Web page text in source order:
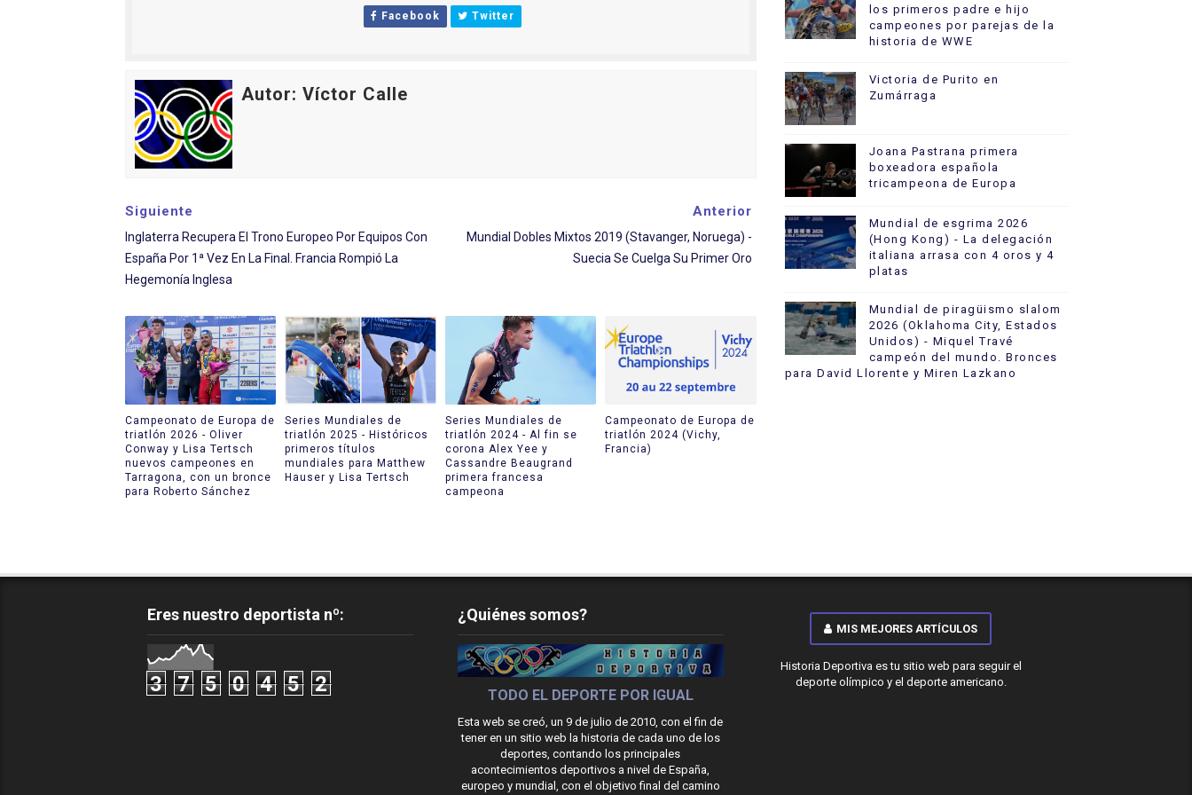
Facebook Twitter
Autor: Víctor Calle
Siguiente
Inglaterra Recupera El Trono Europeo Por Equipos Con
España Por 1ª Vez En La Final. Francia Rompió La
Hegemonía Inglesa
Anterior
Mundial Dobles Mixtos 2019 (Stavanger, Noruega) -
Suecia Se Cuelga Su Primer Oro
Campeonato de Europa de
triatlón 2026 - Oliver
Conway y Lisa Tertsch
nuevos campeones en
Tarragona, con un bronce
para Roberto Sánchez
Series Mundiales de
triatlón 2025 - Históricos
primeros títulos
mundiales para Matthew
Hauser y Lisa Tertsch
Series Mundiales de
triatlón 2024 - Al fin se
corona Alex Yee y
Cassandre Beaugrand
primera francesa
campeona
Campeonato de Europa de
triatlón 2024 (Vichy,
Francia)
los primeros padre e hijo
campeones por parejas de la
historia de WWE
Victoria de Purito en
Zumárraga
Joana Pastrana primera
boxeadora española
tricampeona de Europa
Mundial de esgrima 2026
(Hong Kong) - La delegación
italiana arrasa con 4 oros y 4
platas
Mundial de piragüismo slalom
2026 (Oklahoma City, Estados
Unidos) - Miquel Travé
campeón del mundo. Bronces
para David Llorente y Miren Lazkano
Eres nuestro deportista nº:
3 7 5 0 4 5 2
¿Quiénes somos?
TODO EL DEPORTE POR IGUAL
Esta web se creó, un 9 de julio de 2010, con el fin de
tener en un sitio web la historia de cada uno de los
deportes, contando los principales
acontecimientos deportivos a nivel de España,
europeo y mundial, con el objetivo final del camino
MIS MEJORES ARTÍCULOS
Historia Deportiva es tu sitio web para seguir el
deporte olímpico y el deporte americano.